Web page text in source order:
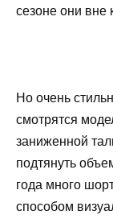
сезоне они вне
Но очень
смотрятся
заниженной
подтянуть
года много
способом